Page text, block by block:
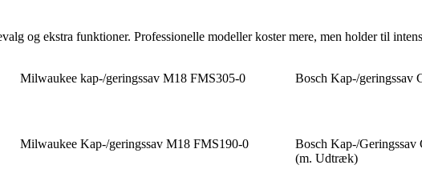
og ekstra funktioner. Professionelle modeller koster mere, men holder til
Milwaukee kap-/geringssav M18 FMS305-0 Bosch Kap-/geringssav
Milwaukee Kap-/geringssav M18 FMS190-0
Bosch Kap-/Geringssav
(m. Udtræk)